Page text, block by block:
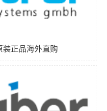
正品海外直购